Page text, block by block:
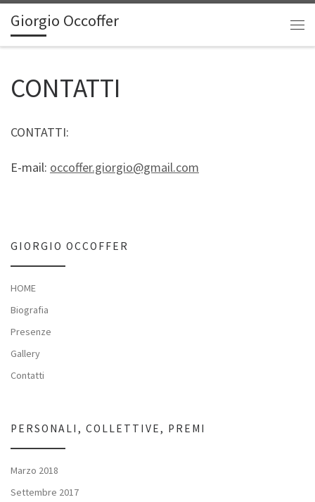
Passa al contenuto
Giorgio Occoffer
CONTATTI
CONTATTI:
E-mail: occoffer.giorgio@gmail.com
GIORGIO OCCOFFER
HOME
Biografia
Presenze
Gallery
Contatti
PERSONALI, COLLETTIVE, PREMI
Marzo 2018
Settembre 2017